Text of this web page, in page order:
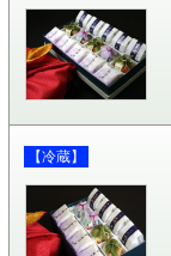
【冷蔵】